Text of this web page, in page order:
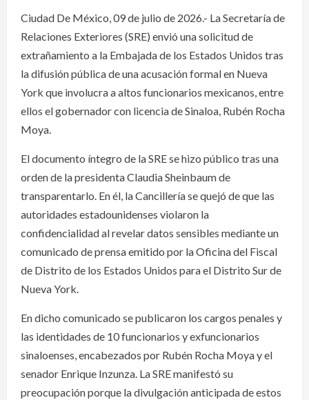
Ciudad De México, 09 de julio de 2026.- La Secretaría de
Relaciones Exteriores (SRE) envió una solicitud de
extrañamiento a la Embajada de los Estados Unidos tras
la difusión pública de una acusación formal en Nueva
York que involucra a altos funcionarios mexicanos, entre
ellos el gobernador con licencia de Sinaloa, Rubén Rocha
Moya.
El documento íntegro de la SRE se hizo público tras una
orden de la presidenta Claudia Sheinbaum de
transparentarlo. En él, la Cancillería se quejó de que las
autoridades estadounidenses violaron la
confidencialidad al revelar datos sensibles mediante un
comunicado de prensa emitido por la Oficina del Fiscal
de Distrito de los Estados Unidos para el Distrito Sur de
Nueva York.
En dicho comunicado se publicaron los cargos penales y
las identidades de 10 funcionarios y exfuncionarios
sinaloenses, encabezados por Rubén Rocha Moya y el
senador Enrique Inzunza. La SRE manifestó su
preocupación porque la divulgación anticipada de estos